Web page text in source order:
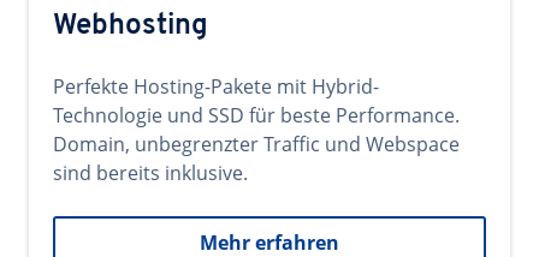
Webhosting
Perfekte Hosting-Pakete mit Hybrid-
Technologie und SSD für beste Performance.
Domain, unbegrenzter Traffic und Webspace
sind bereits inklusive.
Mehr erfahren